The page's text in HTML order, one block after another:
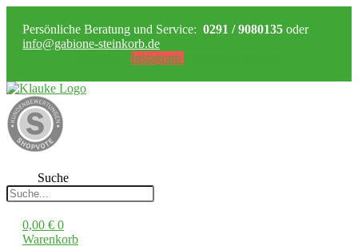
Persönliche Beratung und Service: 0291 / 9080135 oder
info@gabione-steinkorb.de
Instagram
Suche
0,00 € 0
Warenkorb